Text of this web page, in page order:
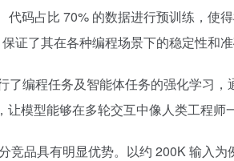
代码占比 70% 的数据进行预训练，使
证了其在各种编程场景下的稳定性和准
了编程任务及智能体任务的强化学习
模型能够在多轮交互中像人类工程师
竞品具有明显优势。以约 200K 输入